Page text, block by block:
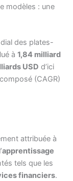
modèles : une
des plates-
à1,84 milliard
USD d’ici
(CAGR)
attribuée à
apprentissage
tels que les
financiers.